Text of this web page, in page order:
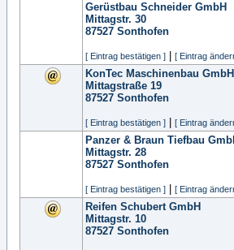
Gerüstbau Schneider GmbH
Mittagstr. 30
87527 Sonthofen
[ Eintrag bestätigen ] [ Eintrag
KonTec Maschinenbau GmbH
Mittagstraße 19
87527 Sonthofen
[ Eintrag bestätigen ] [ Eintrag
Panzer & Braun Tiefbau
Mittagstr. 28
87527 Sonthofen
[ Eintrag bestätigen ] [ Eintrag
Reifen Schubert GmbH
Mittagstr. 10
87527 Sonthofen